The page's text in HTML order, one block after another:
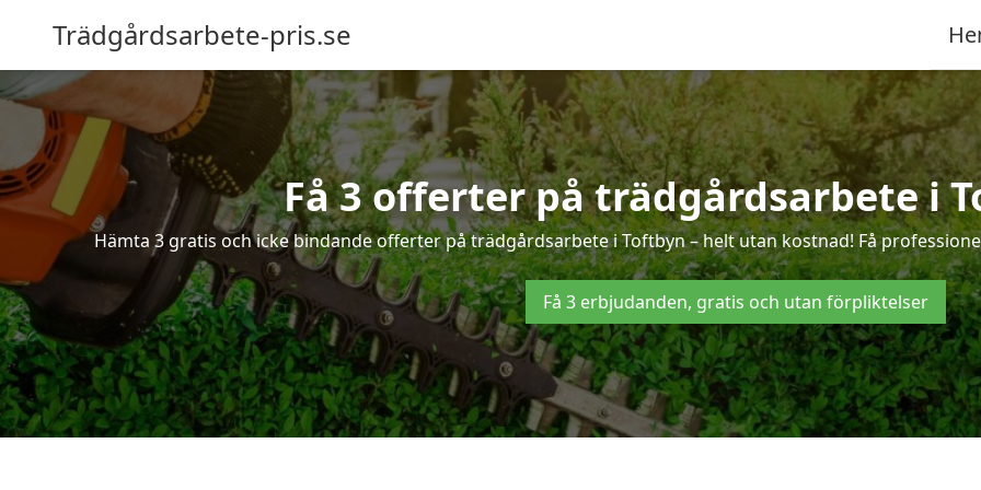
Trädgårdsarbete-pris.se
Få 3 offerter på trädgårdsarbete i
Hämta 3 gratis och icke bindande offerter på trädgårdsarbete i Toftbyn – helt utan kostnad! Få
Få 3 erbjudanden, gratis och utan förpliktelser